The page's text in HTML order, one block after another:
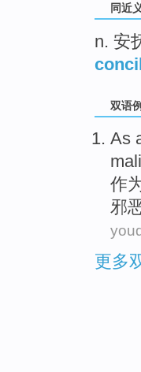
同近
n. 安
双语
As
作
邪
更多